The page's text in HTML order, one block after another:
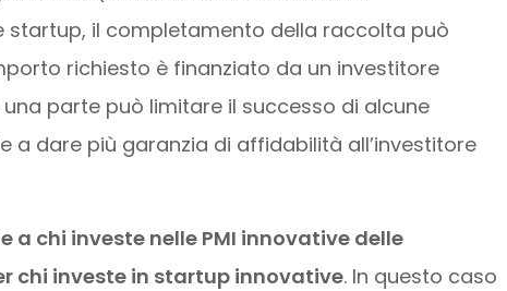
startup, il completamento della raccolta può
richiesto è finanziato da un investitore
parte può limitare il successo di alcune
a dare più garanzia di affidabilità all’investitore
a chi investe nelle PMI innovative delle
chi investe in startup innovative. In questo caso